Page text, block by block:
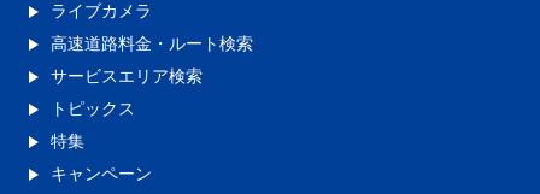
ライブカメラ
高速道路料金・ルート検索
サービスエリア検索
トピックス
特集
キャンペーン